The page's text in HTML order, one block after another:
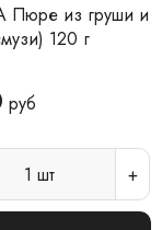
Пюре из груши и
120 г
руб
1 шт